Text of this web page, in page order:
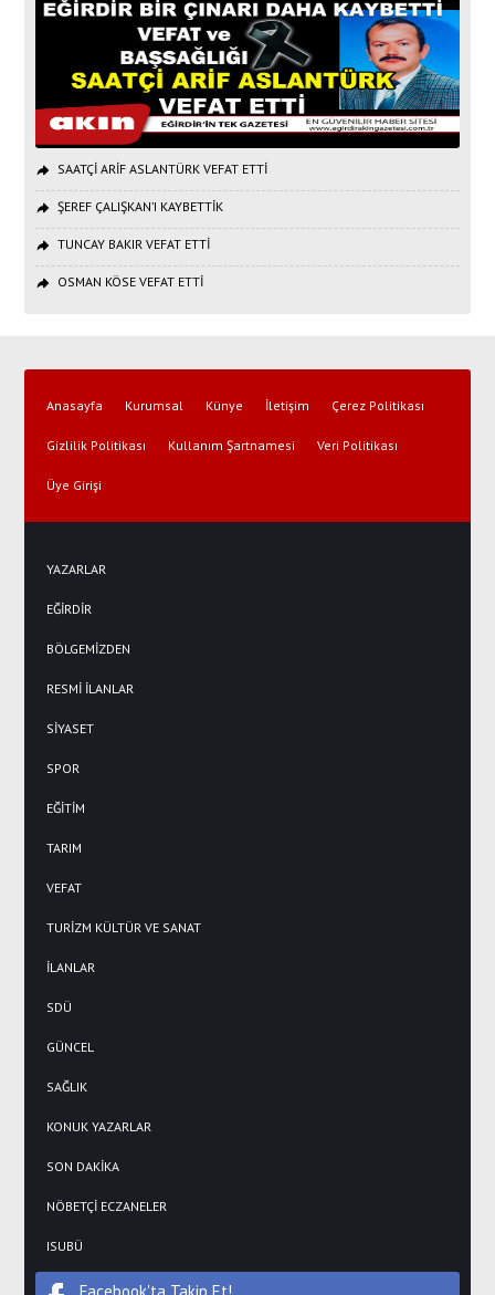
SAATÇİ ARİF ASLANTÜRK VEFAT ETTİ
ŞEREF ÇALIŞKAN’I KAYBETTİK
TUNCAY BAKIR VEFAT ETTİ
OSMAN KÖSE VEFAT ETTİ
Anasayfa Kurumsal Künye İletişim Çerez Politikası
Gizlilik Politikası Kullanım Şartnamesi Veri Politikası
Üye Girişi
YAZARLAR
EĞİRDİR
BÖLGEMİZDEN
RESMİ İLANLAR
SİYASET
SPOR
EĞİTİM
TARIM
VEFAT
TURİZM KÜLTÜR VE SANAT
İLANLAR
SDÜ
GÜNCEL
SAĞLIK
KONUK YAZARLAR
SON DAKİKA
NÖBETÇİ ECZANELER
ISUBÜ
Facebook'ta Takip Et!